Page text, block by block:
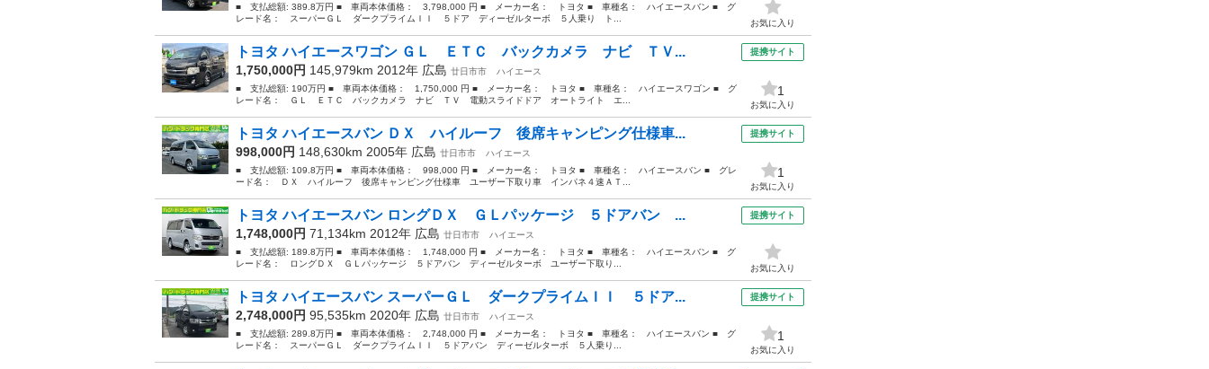
■ 支払総額: 389.8万円 ■ 車両本体価格： 3,798,000 円 ■ メーカー名： トヨタ ■ 車種名： ハイエースバン ■ グ
レード名： スーパーＧＬ ダークプライムＩＩ ５ドア ディーゼルターボ ５人乗り ト...
お気に入り
トヨタ ハイエースワゴン ＧＬ ＥＴＣ バックカメラ ナビ ＴＶ...
1,750,000円 145,979km 2012年 広島 廿日市市
ハイエース
■ 支払総額: 190万円 ■ 車両本体価格： 1,750,000 円 ■ メーカー名： トヨタ ■ 車種名： ハイエースワゴン ■ グ
レード名： ＧＬ ＥＴＣ バックカメラ ナビ ＴＶ 電動スライドドア オートライト エ...
提携サイト
1
お気に入り
トヨタ ハイエースバン ＤＸ ハイルーフ 後席キャンピング仕様車...
998,000円 148,630km 2005年 広島 廿日市市
ハイエース
■ 支払総額: 109.8万円 ■ 車両本体価格： 998,000 円 ■ メーカー名： トヨタ ■ 車種名： ハイエースバン ■ グレ
ード名： ＤＸ ハイルーフ 後席キャンピング仕様車 ユーザー下取り車 インパネ４速ＡＴ...
提携サイト
1
お気に入り
トヨタ ハイエースバン ロングＤＸ ＧＬパッケージ ５ドアバン ...
1,748,000円 71,134km 2012年 広島 廿日市市
ハイエース
■ 支払総額: 189.8万円 ■ 車両本体価格： 1,748,000 円 ■ メーカー名： トヨタ ■ 車種名： ハイエースバン ■ グ
レード名： ロングＤＸ ＧＬパッケージ ５ドアバン ディーゼルターボ ユーザー下取り...
提携サイト
お気に入り
トヨタ ハイエースバン スーパーＧＬ ダークプライムＩＩ ５ドア...
2,748,000円 95,535km 2020年 広島 廿日市市
ハイエース
■ 支払総額: 289.8万円 ■ 車両本体価格： 2,748,000 円 ■ メーカー名： トヨタ ■ 車種名： ハイエースバン ■ グ
レード名： スーパーＧＬ ダークプライムＩＩ ５ドアバン ディーゼルターボ ５人乗り...
提携サイト
1
お気に入り